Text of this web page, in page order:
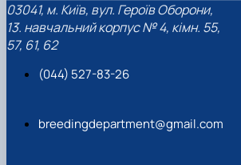
03041, м. Київ, вул. Героїв Оборони,
13. навчальний корпус № 4, кімн. 55,
57, 61, 62
(044) 527-83-26
breedingdepartment@gmail.com